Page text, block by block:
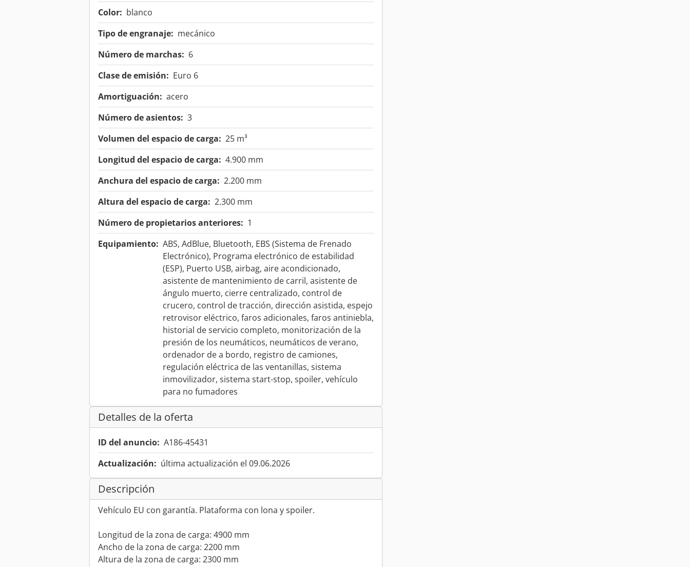
Color: blanco
Tipo de engranaje: mecánico
Número de marchas: 6
Clase de emisión: Euro 6
Amortiguación: acero
Número de asientos: 3
Volumen del espacio de carga: 25 m³
Longitud del espacio de carga: 4.900 mm
Anchura del espacio de carga: 2.200 mm
Altura del espacio de carga: 2.300 mm
Número de propietarios anteriores: 1
Equipamiento: ABS, AdBlue, Bluetooth, EBS (Sistema de Frenado
Electrónico), Programa electrónico de estabilidad
(ESP), Puerto USB, airbag, aire acondicionado,
asistente de mantenimiento de carril, asistente de
ángulo muerto, cierre centralizado, control de
crucero, control de tracción, dirección asistida, espejo
retrovisor eléctrico, faros adicionales, faros antiniebla,
historial de servicio completo, monitorización de la
presión de los neumáticos, neumáticos de verano,
ordenador de a bordo, registro de camiones,
regulación eléctrica de las ventanillas, sistema
inmovilizador, sistema start-stop, spoiler, vehículo
para no fumadores
Detalles de la oferta
ID del anuncio: A186-45431
Actualización: última actualización el 09.06.2026
Descripción
Vehículo EU con garantía. Plataforma con lona y spoiler.
Longitud de la zona de carga: 4900 mm
Ancho de la zona de carga: 2200 mm
Altura de la zona de carga: 2300 mm